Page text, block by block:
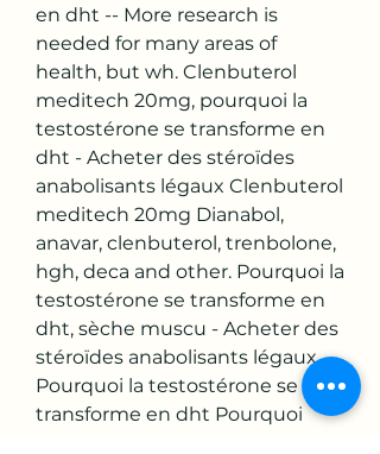
en dht -- More research is
needed for many areas of
health, but wh. Clenbuterol
meditech 20mg, pourquoi la
testostérone se transforme en
dht - Acheter des stéroïdes
anabolisants légaux Clenbuterol
meditech 20mg Dianabol,
anavar, clenbuterol, trenbolone,
hgh, deca and other. Pourquoi la
testostérone se transforme en
dht, sèche muscu - Acheter des
stéroïdes anabolisants légaux
Pourquoi la testostérone se
transforme en dht Pourquoi